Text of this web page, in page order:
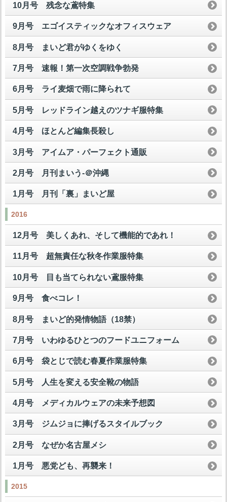
10月号 残念な鳶特集
9月号 エゴイスティックなオフィスウェア
8月号 まいど君がゆくをゆく
7月号 速報！第一次空調戦争勃発
6月号 ライ麦畑で雨に降られて
5月号 レッドライン越えのツナギ服特集
4月号 ほとんど編集長殺し
3月号 アイムア・パーフェクト通販
2月号 月刊まいう-＠沖縄
1月号 月刊「裏」まいど屋
2016
12月号 美しくあれ、そして機能的であれ！
11月号 超無責任な秋冬作業服特集
10月号 目も当てられない鳶服特集
9月号 食べコレ！
8月号 まいど的発情物語（18禁）
7月号 いわゆるひとつのフードユニフォーム
6月号 袋とじで読む春夏作業服特集
5月号 人生を変える安全靴の物語
4月号 メディカルウェアの未来予想図
3月号 ジムジョに捧げるスタイルブック
2月号 なぜか名古屋メシ
1月号 悪党ども、再襲来！
2015